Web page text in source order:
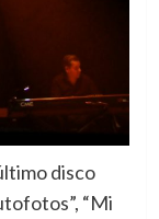
disco
“Mi